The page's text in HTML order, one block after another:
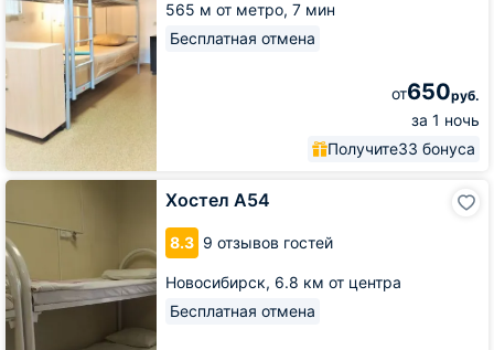
565 м от метро, 7 мин
Бесплатная отмена
от650руб.
за 1 ночь
Получите33 бонуса
Хостел А54
8.3 9 отзывов гостей
Новосибирск, 6.8 км от центра
Бесплатная отмена
Хостел